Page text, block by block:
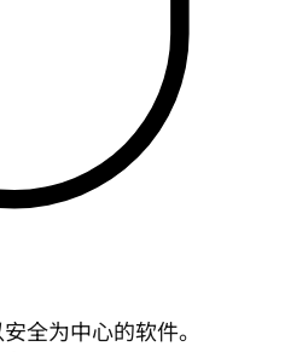
全为中心的软件。